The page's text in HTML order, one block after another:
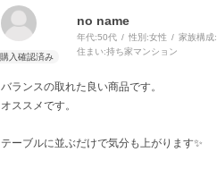
no name
年代:50代 性別:女性 家族構成:
住まい:持ち家マンション
バランスの取れた良い商品です。
オススメです。
テーブルに並ぶだけで気分も上がります✨